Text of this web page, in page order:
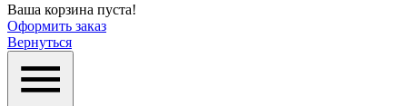
Ваша корзина пуста!
Оформить заказ
Вернуться